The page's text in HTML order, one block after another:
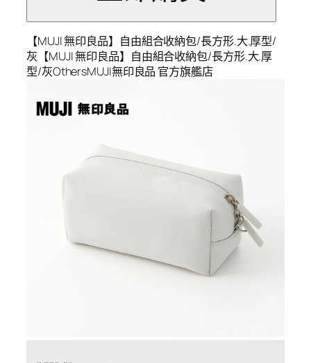
【MUJI 無印良品】自由組合收納包/長方形.大.厚型/
灰【MUJI 無印良品】自由組合收納包/長方形.大.厚
型/灰OthersMUJI無印良品 官方旗艦店